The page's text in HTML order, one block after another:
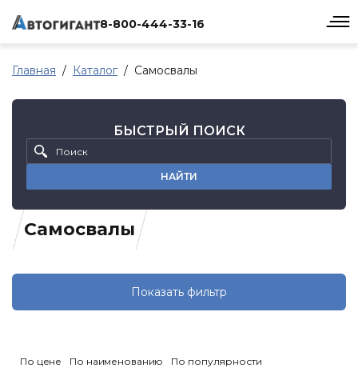
8-800-444-33-16
Главная Каталог Самосвалы
Самосвалы
БЫСТРЫЙ ПОИСК
НАЙТИ
Показать фильтр
По цене По наименованию
По популярности